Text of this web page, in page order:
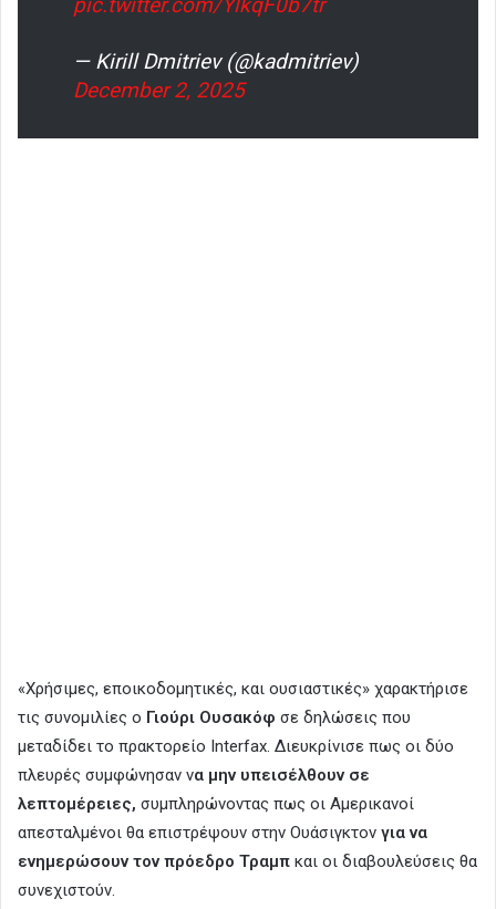
— Kirill Dmitriev (@kadmitriev)
December 2, 2025
«Χρήσιμες, εποικοδομητικές, και ουσιαστικές» χαρακτήρισε
τις συνομιλίες ο Γιούρι Ουσακόφ σε δηλώσεις που
μεταδίδει το πρακτορείο Interfax. Διευκρίνισε πως οι δύο
πλευρές συμφώνησαν να μην υπεισέλθουν σε
λεπτομέρειες, συμπληρώνοντας πως οι Αμερικανοί
απεσταλμένοι θα επιστρέψουν στην Ουάσιγκτον για να
ενημερώσουν τον πρόεδρο Τραμπ και οι διαβουλεύσεις θα
συνεχιστούν.